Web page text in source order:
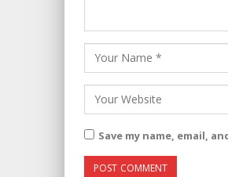
Save my name, email,